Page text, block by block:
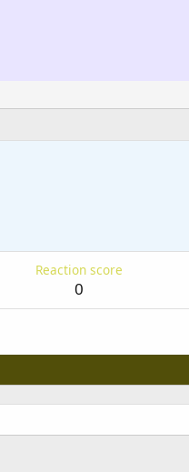
Reaction score
0